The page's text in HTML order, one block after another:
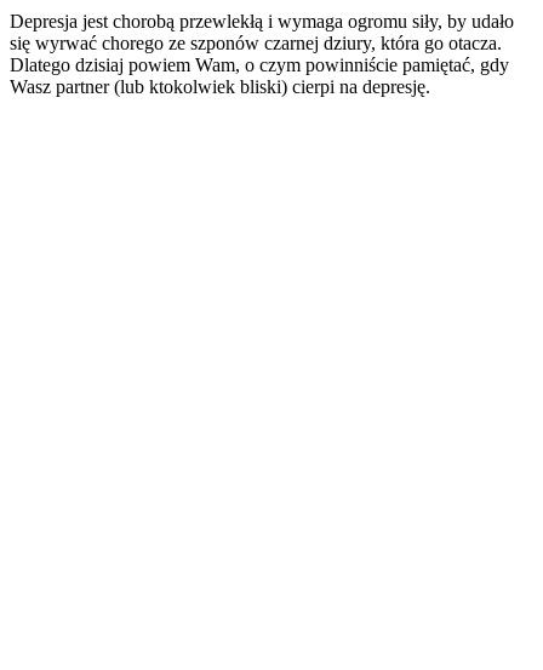
Depresja jest chorobą przewlekłą i wymaga ogromu siły, by udało
się wyrwać chorego ze szponów czarnej dziury, która go otacza.
Dlatego dzisiaj powiem Wam, o czym powinniście pamiętać, gdy
Wasz partner (lub ktokolwiek bliski) cierpi na depresję.